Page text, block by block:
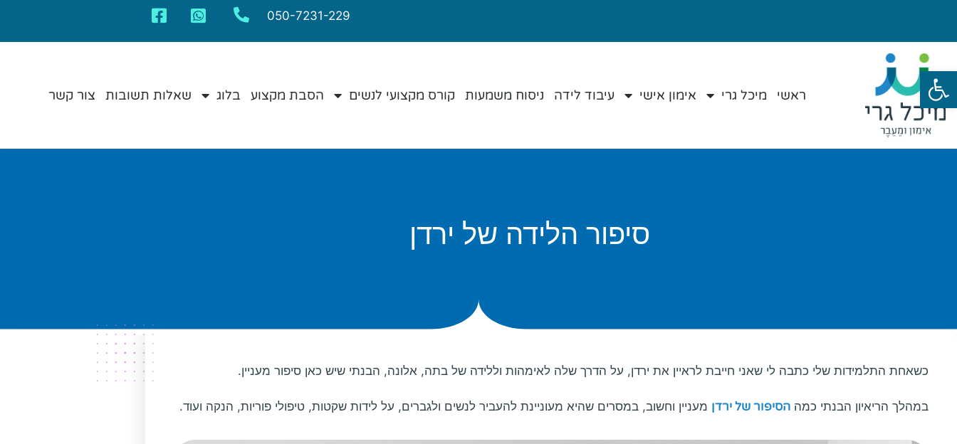
פתח סרגל נגישות
050-7231-229
ראשי מיכל גרי אימון אישי עיבוד לידה ניסוח משמעות קורס מקצועי לנשים הסבת מקצוע בלוג שאלות תשובות צור קשר
סיפור הלידה של ירדן
כשאחת התלמידות שלי כתבה לי שאני חייבת לראיין את ירדן, על הדרך שלה לאימהות וללידה של בתה, אלונה, הבנתי שיש כאן סיפור מעניין.
במהלך הריאיון הבנתי כמה הסיפור של ירדן מעניין וחשוב, במסרים שהיא מעוניינת להעביר לנשים ולגברים, על לידות שקטות, טיפולי פוריות, הנקה ועוד.